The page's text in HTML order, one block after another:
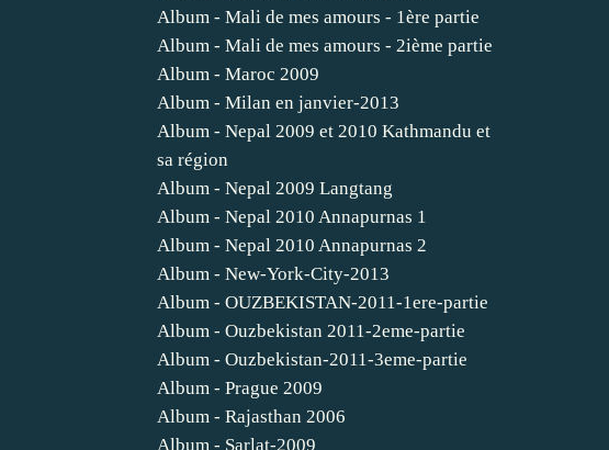
Album - Mali de mes amours - 1ère partie
Album - Mali de mes amours - 2ième partie
Album - Maroc 2009
Album - Milan en janvier-2013
Album - Nepal 2009 et 2010 Kathmandu et
sa région
Album - Nepal 2009 Langtang
Album - Nepal 2010 Annapurnas 1
Album - Nepal 2010 Annapurnas 2
Album - New-York-City-2013
Album - OUZBEKISTAN-2011-1ere-partie
Album - Ouzbekistan 2011-2eme-partie
Album - Ouzbekistan-2011-3eme-partie
Album - Prague 2009
Album - Rajasthan 2006
Album - Sarlat-2009